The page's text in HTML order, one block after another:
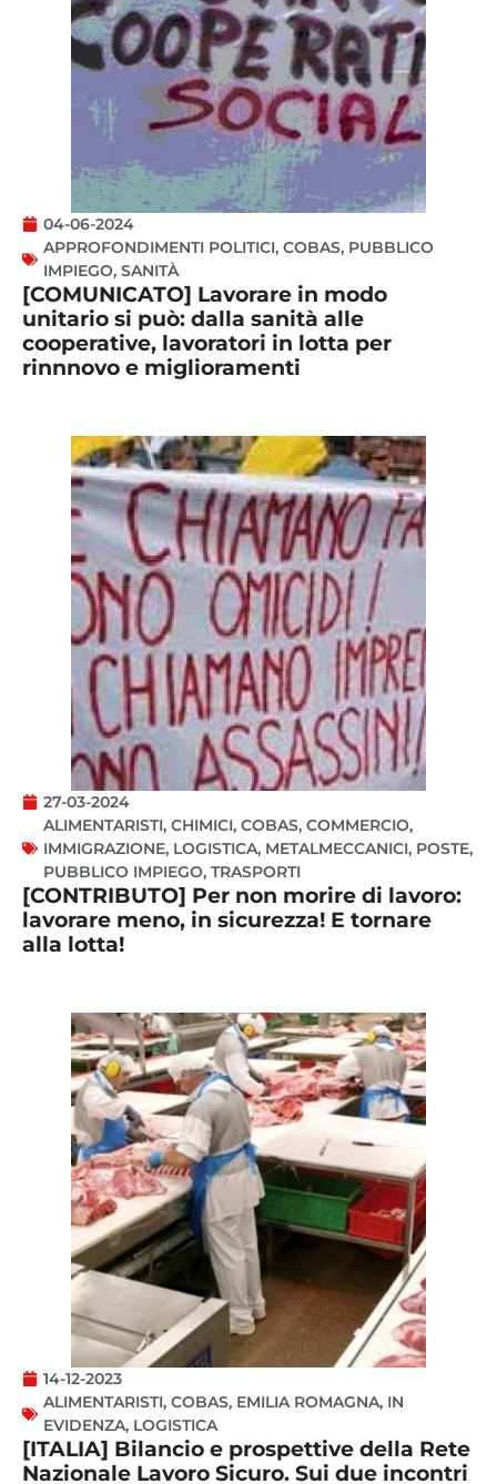
04-06-2024
APPROFONDIMENTI POLITICI, COBAS, PUBBLICO
IMPIEGO, SANITÀ
[COMUNICATO] Lavorare in modo
unitario si può: dalla sanità alle
cooperative, lavoratori in lotta per
rinnnovo e miglioramenti
27-03-2024
ALIMENTARISTI, CHIMICI, COBAS, COMMERCIO,
IMMIGRAZIONE, LOGISTICA, METALMECCANICI, POSTE,
PUBBLICO IMPIEGO, TRASPORTI
[CONTRIBUTO] Per non morire di lavoro:
lavorare meno, in sicurezza! E tornare
alla lotta!
14-12-2023
ALIMENTARISTI, COBAS, EMILIA ROMAGNA, IN
EVIDENZA, LOGISTICA
[ITALIA] Bilancio e prospettive della Rete
Nazionale Lavoro Sicuro. Sui due incontri